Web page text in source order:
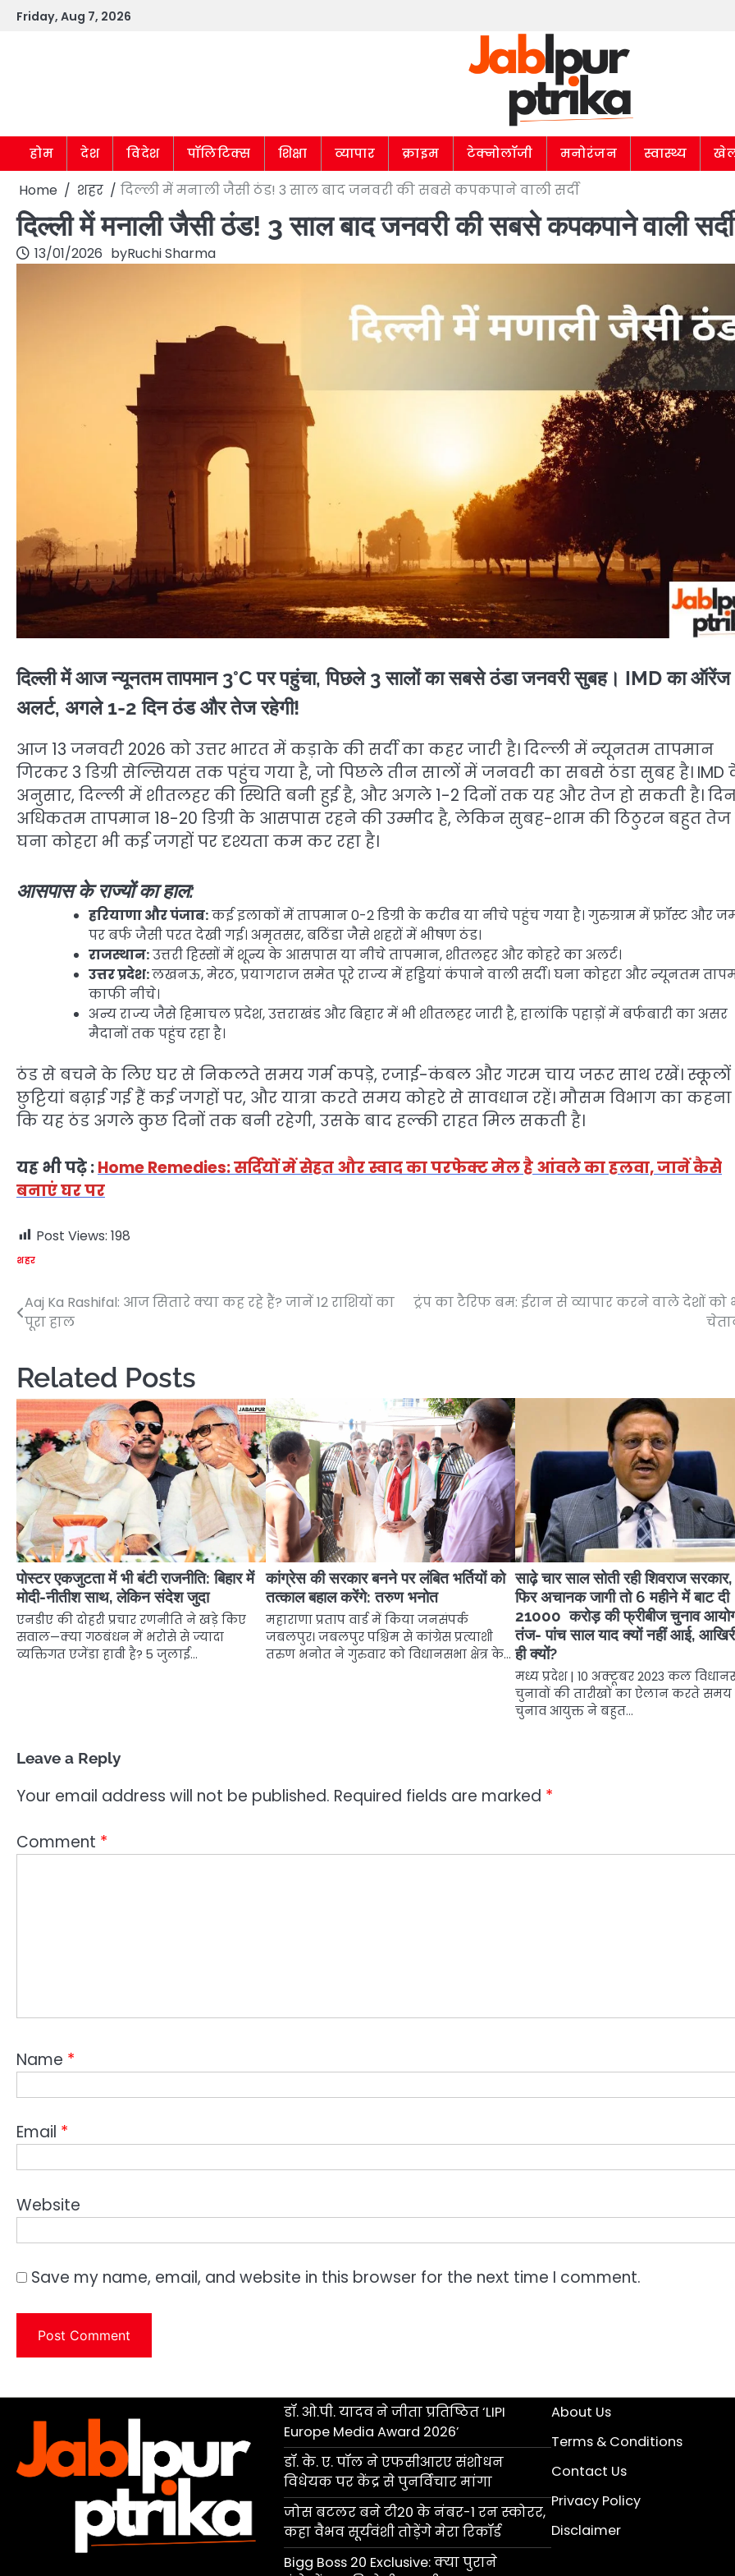
SkipFriday, Aug 7, 2026
होम देश विदेश पॉलिटिक्स शिक्षा व्यापार क्राइम टेक्नोलॉजी मनोरंजन स्वास्थ्य
Home शहर दिल्ली में मनाली जैसी ठंड! 3 साल बाद जनवरी की सबसे कपकपाने वाली सर्दी
दिल्ली में मनाली जैसी ठंड! 3 साल बाद जनवरी की सबसे कपकपाने वाली सर्दी
13/01/2026 byRuchi Sharma
दिल्ली में आज न्यूनतम तापमान 3°C पर पहुंचा, पिछले 3 सालों का सबसे ठंडा जनवरी सुबह। IMD का ऑरेंज
अलर्ट, अगले 1-2 दिन ठंड और तेज रहेगी!
आज 13 जनवरी 2026 को उत्तर भारत में कड़ाके की सर्दी का कहर जारी है। दिल्ली में न्यूनतम तापमान
गिरकर 3 डिग्री सेल्सियस तक पहुंच गया है, जो पिछले तीन सालों में जनवरी का सबसे ठंडा सुबह है। IMD
अनुसार, दिल्ली में शीतलहर की स्थिति बनी हुई है, और अगले 1-2 दिनों तक यह और तेज हो सकती है।
अधिकतम तापमान 18-20 डिग्री के आसपास रहने की उम्मीद है, लेकिन सुबह-शाम की ठिठुरन बहुत तेज
घना कोहरा भी कई जगहों पर दृश्यता कम कर रहा है।
आसपास के राज्यों का हाल:
हरियाणा और पंजाब:कई इलाकों में तापमान 0-2 डिग्री के करीब या नीचे पहुंच गया है। गुरुग्राम में फ्रॉस्ट और
पर बर्फ जैसी परत देखी गई। अमृतसर, बठिंडा जैसे शहरों में भीषण ठंड।
राजस्थान:उत्तरी हिस्सों में शून्य के आसपास या नीचे तापमान, शीतलहर और कोहरे का अलर्ट।
उत्तर प्रदेश:लखनऊ, मेरठ, प्रयागराज समेत पूरे राज्य में हड्डियां कंपाने वाली सर्दी। घना कोहरा और न्यूनतम
काफी नीचे।
अन्य राज्य जैसे हिमाचल प्रदेश, उत्तराखंड और बिहार में भी शीतलहर जारी है, हालांकि पहाड़ों में बर्फबारी का असर
मैदानों तक पहुंच रहा है।
ठंड से बचने के लिए घर से निकलते समय गर्म कपड़े, रजाई-कंबल और गरम चाय जरूर साथ रखें।
छुट्टियां बढ़ाई गई हैं कई जगहों पर, और यात्रा करते समय कोहरे से सावधान रहें। मौसम विभाग का कहना
कि यह ठंड अगले कुछ दिनों तक बनी रहेगी, उसके बाद हल्की राहत मिल सकती है।
यह भी पढ़े :Home Remedies: सर्दियों में सेहत और स्वाद का परफेक्ट मेल है आंवले का हलवा, जानें कैसे
बनाएं घर पर
Post Views: 198
शहर
Post
navigation
Aaj Ka Rashifal: आज सितारे क्या कह रहे हैं? जानें 12 राशियों का
पूरा हाल
ट्रंप का टैरिफ बम: ईरान से व्यापार करने वाले देशों को
Related Posts
पोस्टर एकजुटता में भी बंटी राजनीति: बिहार में
मोदी-नीतीश साथ, लेकिन संदेश जुदा
एनडीए की दोहरी प्रचार रणनीति ने खड़े किए
सवाल—क्या गठबंधन में भरोसे से ज्यादा
व्यक्तिगत एजेंडा हावी है? 5 जुलाई…
कांग्रेस की सरकार बनने पर लंबित भर्तियों को
तत्काल बहाल करेंगे: तरुण भनोत
महाराणा प्रताप वार्ड में किया जनसंपर्क
जबलपुर। जबलपुर पश्चिम से कांग्रेस प्रत्याशी
तरुण भनोत ने गुरुवार को विधानसभा क्षेत्र के…
साढ़े चार साल सोती रही शिवराज
फिर अचानक जागी तो 6 महीने में बाट दी
21000 करोड़ की फ्रीबीज चुनाव
तंज- पांच साल याद क्यों नहीं आई,
ही क्यों?
मध्य प्रदेश | 10 अक्टूबर 2023 कल
चुनावों की तारीखों का ऐलान करते
चुनाव आयुक्त ने बहुत…
Leave a Reply
Your email address will not be published. Required fields are marked *
Comment *
Name *
Email *
Website
Save my name, email, and website in this browser for the next time I comment.
डॉ. ओ.पी. यादव ने जीता प्रतिष्ठित ‘LIPI
Europe Media Award 2026’
डॉ. के. ए. पॉल ने एफसीआरए संशोधन
विधेयक पर केंद्र से पुनर्विचार मांगा
जोस बटलर बने टी20 के नंबर-1 रन स्कोरर,
कहा वैभव सूर्यवंशी तोड़ेंगे मेरा रिकॉर्ड
Bigg Boss 20 Exclusive: क्या पुराने
About Us
Terms & Conditions
Contact Us
Privacy Policy
Disclaimer